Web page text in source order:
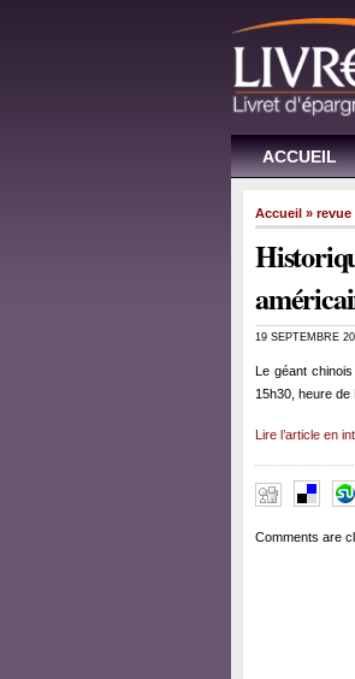
ACCUEIL
Accueil » revue
19 SEPTEMBRE
Le géant
15h30, heure de
Lire l’article en
Comments are